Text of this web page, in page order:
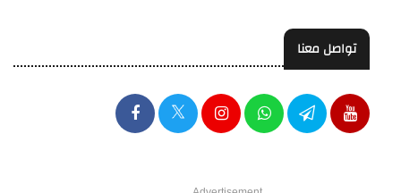
تواصل معنا